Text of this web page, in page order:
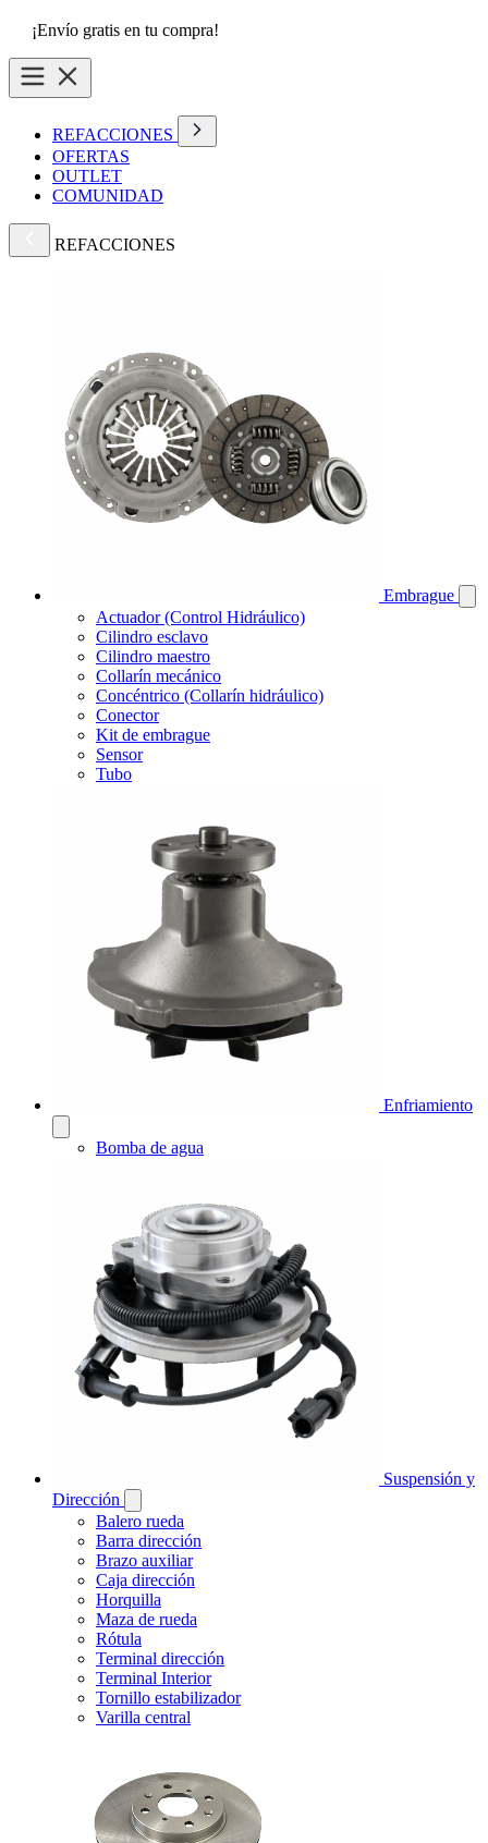
¡Envío gratis en tu compra!
REFACCIONES
OFERTAS
OUTLET
COMUNIDAD
REFACCIONES
Embrague
Actuador (Control Hidráulico)
Cilindro esclavo
Cilindro maestro
Collarín mecánico
Concéntrico (Collarín hidráulico)
Conector
Kit de embrague
Sensor
Tubo
Enfriamiento
Bomba de agua
Suspensión y
Dirección
Balero rueda
Barra dirección
Brazo auxiliar
Caja dirección
Horquilla
Maza de rueda
Rótula
Terminal dirección
Terminal Interior
Tornillo estabilizador
Varilla central